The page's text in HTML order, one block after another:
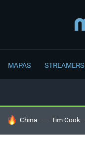
MAPAS STREAMERS
HOY SE HABLA DE
China Tim Cook